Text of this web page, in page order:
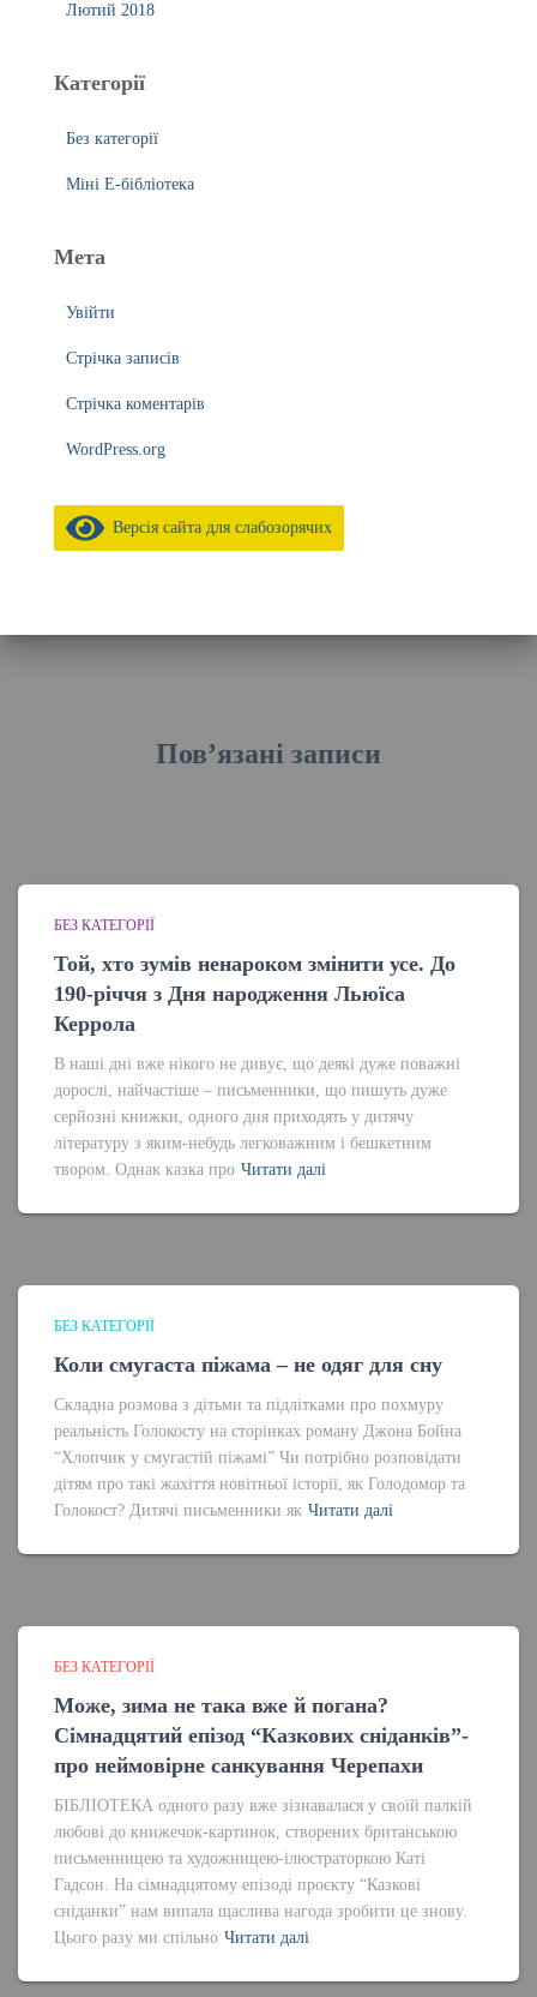
Лютий 2018
Категорії
Без категорії
Міні Е-бібліотека
Мета
Увійти
Стрічка записів
Стрічка коментарів
WordPress.org
Версія сайта для слабозорячих
Пов’язані записи
БЕЗ КАТЕГОРІЇ
Той, хто зумів ненароком змінити усе. До
190-річчя з Дня народження Льюїса
Керрола
В наші дні вже нікого не дивує, що деякі дуже поважні
дорослі, найчастіше – письменники, що пишуть дуже
серйозні книжки, одного дня приходять у дитячу
літературу з яким-небудь легковажним і бешкетним
твором. Однак казка про Читати далі
БЕЗ КАТЕГОРІЇ
Коли смугаста піжама – не одяг для сну
Складна розмова з дітьми та підлітками про похмуру
реальність Голокосту на сторінках роману Джона Бойна
“Хлопчик у смугастій піжамі” Чи потрібно розповідати
дітям про такі жахіття новітньої історії, як Голодомор та
Голокост? Дитячі письменники як Читати далі
БЕЗ КАТЕГОРІЇ
Може, зима не така вже й погана?
Сімнадцятий епізод “Казкових сніданків”-
про неймовірне санкування Черепахи
БІБЛІОТЕКА одного разу вже зізнавалася у своїй палкій
любові до книжечок-картинок, створених британською
письменницею та художницею-ілюстраторкою Каті
Гадсон. На сімнадцятому епізоді проєкту “Казкові
сніданки” нам випала щаслива нагода зробити це знову.
Цього разу ми спільно Читати далі